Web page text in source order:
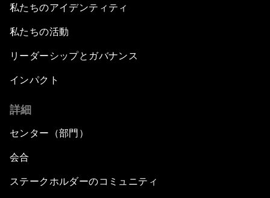
私たちのアイデンティティ
私たちの活動
リーダーシップとガバナンス
インパクト
詳細
センター（部門）
会合
ステークホルダーのコミュニティ